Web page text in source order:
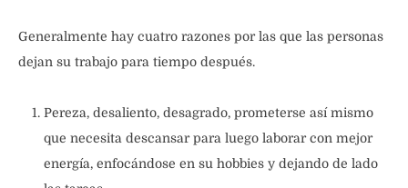
Generalmente hay cuatro razones por las que las personas
dejan su trabajo para tiempo después.
Pereza, desaliento, desagrado, prometerse así mismo
que necesita descansar para luego laborar con mejor
energía, enfocándose en su hobbies y dejando de lado